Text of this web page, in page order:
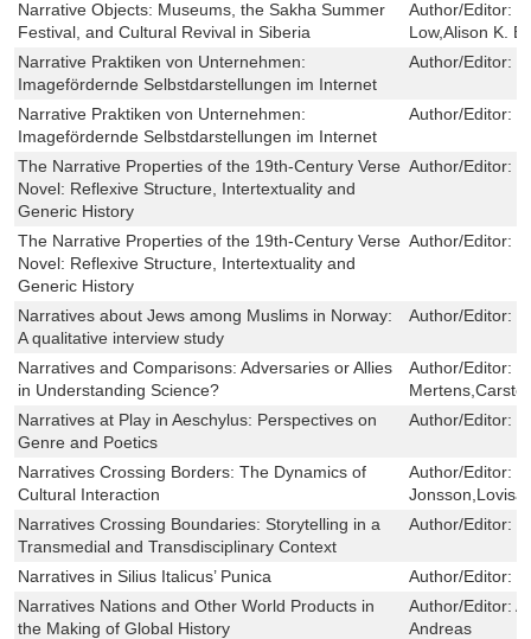
Narrative Objects: Museums, the Sakha Summer
Festival, and Cultural Revival in Siberia
Author/Editor:
Low,Alison K.
Narrative Praktiken von Unternehmen:
Imagefördernde Selbstdarstellungen im Internet
Author/Editor:
Narrative Praktiken von Unternehmen:
Imagefördernde Selbstdarstellungen im Internet
Author/Editor:
The Narrative Properties of the 19th-Century Verse
Novel: Reflexive Structure, Intertextuality and
Generic History
Author/Editor:
The Narrative Properties of the 19th-Century Verse
Novel: Reflexive Structure, Intertextuality and
Generic History
Author/Editor:
Narratives about Jews among Muslims in Norway:
A qualitative interview study
Author/Editor:
Narratives and Comparisons: Adversaries or Allies
in Understanding Science?
Author/Editor:
Narratives at Play in Aeschylus: Perspectives on
Genre and Poetics
Author/Editor:
Narratives Crossing Borders: The Dynamics of
Cultural Interaction
Author/Editor:
Narratives Crossing Boundaries: Storytelling in a
Transmedial and Transdisciplinary Context
Author/Editor:
Narratives in Silius Italicus’ Punica Author/Editor:
Narratives Nations and Other World Products in
the Making of Global History
Author/Editor:
Andreas